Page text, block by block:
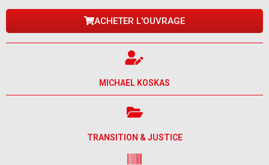
ACHETER L'OUVRAGE
MICHAEL KOSKAS
TRANSITION & JUSTICE